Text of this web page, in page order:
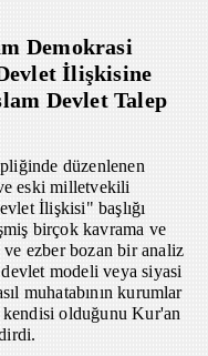
Demokrasi
İlişkisine
Devlet Talep
düzenlenen
eski milletvekili
İlişkisi" başlığı
birçok kavrama ve
ezber bozan bir analiz
modeli veya siyasi
muhatabının kurumlar
olduğunu Kur'an